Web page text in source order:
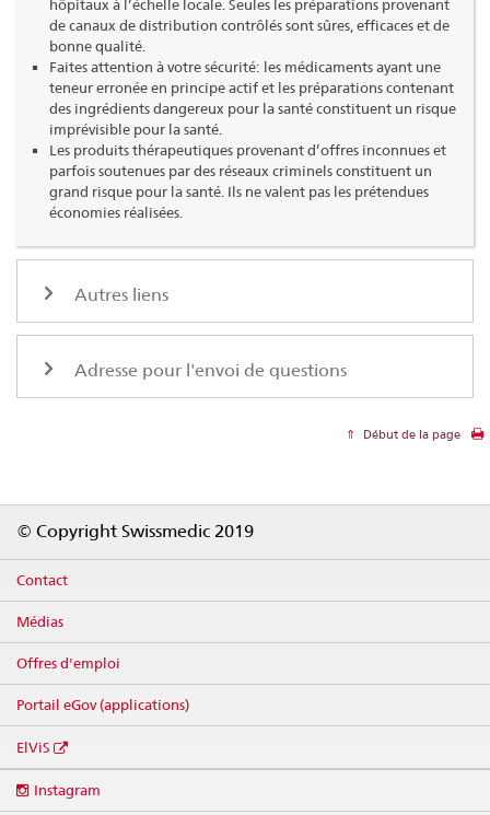
hôpitaux à l’échelle locale. Seules les préparations provenant
de canaux de distribution contrôlés sont sûres, efficaces et de
bonne qualité.
Faites attention à votre sécurité: les médicaments ayant une
teneur erronée en principe actif et les préparations contenant
des ingrédients dangereux pour la santé constituent un risque
imprévisible pour la santé.
Les produits thérapeutiques provenant d’offres inconnues et
parfois soutenues par des réseaux criminels constituent un
grand risque pour la santé. Ils ne valent pas les prétendues
économies réalisées.
Autres liens
Adresse pour l'envoi de questions
Début de la page
© Copyright Swissmedic 2019
Contact
Médias
Offres d'emploi
Portail eGov (applications)
ElViS
media
Instagram